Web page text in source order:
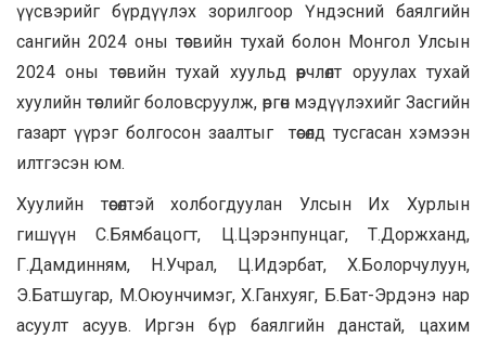
үүсвэрийг бүрдүүлэх зорилгоор Үндэсний баялгийн
сангийн 2024 оны төсвийн тухай болон Монгол Улсын
2024 оны төсвийн тухай хуульд өөрчлөлт оруулах тухай
хуулийн төслийг боловсруулж, өргөн мэдүүлэхийг Засгийн
газарт үүрэг болгосон заалтыг төсөлд тусгасан хэмээн
илтгэсэн юм.
Хуулийн төсөлтэй холбогдуулан Улсын Их Хурлын
гишүүн С.Бямбацогт, Ц.Цэрэнпунцаг, Т.Доржханд,
Г.Дамдинням, Н.Учрал, Ц.Идэрбат, Х.Болорчулуун,
Э.Батшугар, М.Оюунчимэг, Х.Ганхуяг, Б.Бат-Эрдэнэ нар
асуулт асуув. Иргэн бүр баялгийн данстай, цахим